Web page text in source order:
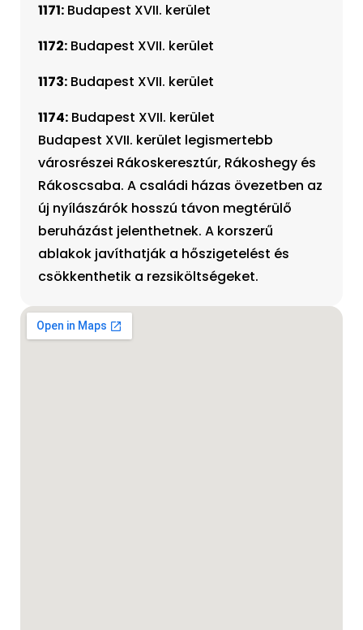
1171: Budapest XVII. kerület
1172: Budapest XVII. kerület
1173: Budapest XVII. kerület
1174: Budapest XVII. kerület
Budapest XVII. kerület legismertebb
városrészei Rákoskeresztúr, Rákoshegy és
Rákoscsaba. A családi házas övezetben az
új nyílászárók hosszú távon megtérülő
beruházást jelenthetnek. A korszerű
ablakok javíthatják a hőszigetelést és
csökkenthetik a rezsiköltségeket.